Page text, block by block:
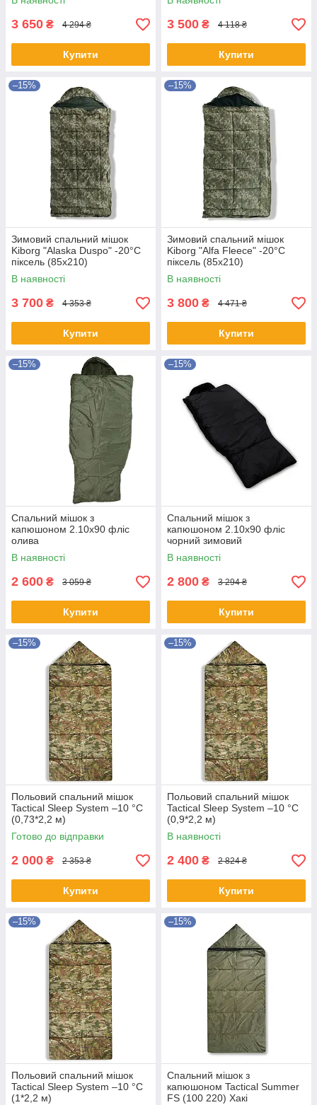
3 650 ₴ 4 294 ₴
Купити
3 500 ₴ 4 118 ₴
Купити
–15%
Зимовий спальний мішок
Kiborg "Alaska Duspo" -20°C
піксель (85x210)
В наявності
3 700 ₴ 4 353 ₴
Купити
–15%
Зимовий спальний мішок
Kiborg "Alfa Fleece" -20°C
піксель (85x210)
В наявності
3 800 ₴ 4 471 ₴
Купити
–15%
Спальний мішок з
капюшоном 2.10х90 фліс
олива
В наявності
2 600 ₴ 3 059 ₴
Купити
–15%
Спальний мішок з
капюшоном 2.10х90 фліс
чорний зимовий
В наявності
2 800 ₴ 3 294 ₴
Купити
–15%
Польовий спальний мішок
Tactical Sleep System –10 °C
(0,73*2,2 м)
Готово до відправки
2 000 ₴ 2 353 ₴
Купити
–15%
Польовий спальний мішок
Tactical Sleep System –10 °C
(0,9*2,2 м)
В наявності
2 400 ₴ 2 824 ₴
Купити
–15%
Польовий спальний мішок
Tactical Sleep System –10 °C
(1*2,2 м)
–15%
Спальний мішок з
капюшоном Tactical Summer
FS (100 220) Хакі